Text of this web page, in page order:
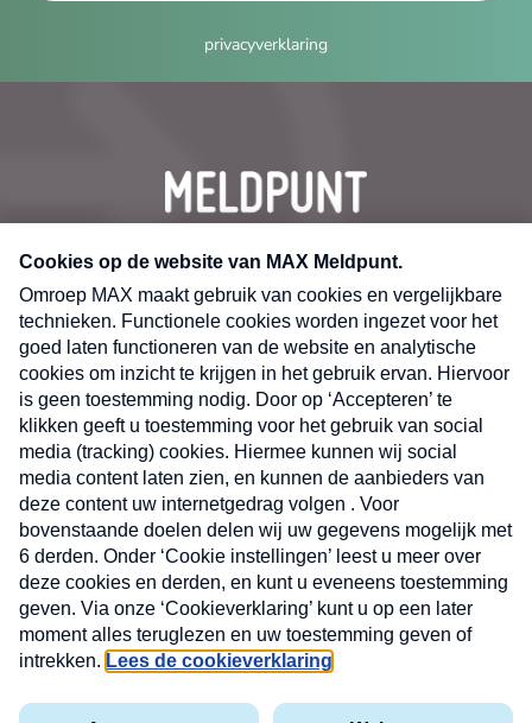
privacyverklaring
CONTACT
Volg ons op
MAX
Cookieverklaring
Kwetsbaarheid
X
Nieuwsbrief
Neem hier een gratis abonnement op de MAX
Consumenten nieuwsbrief. Elke maandag en
donderdag in uw mailbox.